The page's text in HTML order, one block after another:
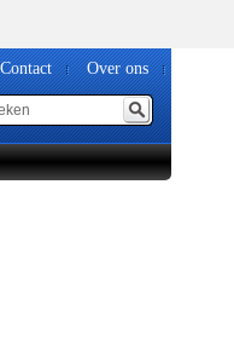
Over ons